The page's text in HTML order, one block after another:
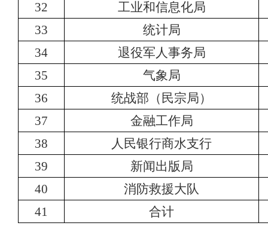
32
工业和信息化局
33
统计局
34
退役军人事务局
35
气象局
36
统战部（民宗局）
37
金融工作局
38
人民银行商水支行
39
新闻出版局
40
消防救援大队
41
合计